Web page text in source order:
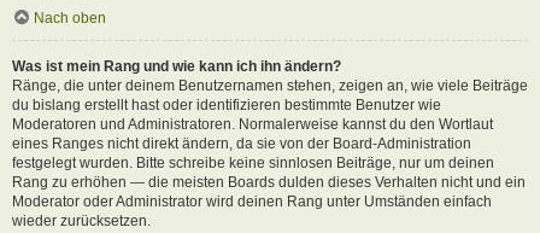
Nach oben
Was ist mein Rang und wie kann ich ihn ändern?
Ränge, die unter deinem Benutzernamen stehen, zeigen an, wie viele Beiträge
du bislang erstellt hast oder identifizieren bestimmte Benutzer wie
Moderatoren und Administratoren. Normalerweise kannst du den Wortlaut
eines Ranges nicht direkt ändern, da sie von der Board-Administration
festgelegt wurden. Bitte schreibe keine sinnlosen Beiträge, nur um deinen
Rang zu erhöhen — die meisten Boards dulden dieses Verhalten nicht und ein
Moderator oder Administrator wird deinen Rang unter Umständen einfach
wieder zurücksetzen.